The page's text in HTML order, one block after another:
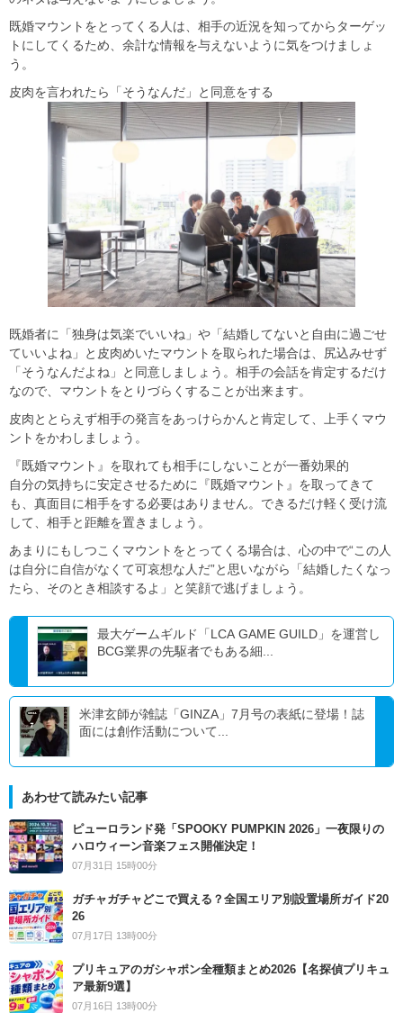
既婚マウントをとってくる人は、相手の近況を知ってからターゲッ
トにしてくるため、余計な情報を与えないように気をつけましょ
う。
皮肉を言われたら「そうなんだ」と同意をする
既婚者に「独身は気楽でいいね」や「結婚してないと自由に過ごせ
ていいよね」と皮肉めいたマウントを取られた場合は、尻込みせず
「そうなんだよね」と同意しましょう。相手の会話を肯定するだけ
なので、マウントをとりづらくすることが出来ます。
皮肉ととらえず相手の発言をあっけらかんと肯定して、上手くマウ
ントをかわしましょう。
『既婚マウント』を取れても相手にしないことが一番効果的
自分の気持ちに安定させるために『既婚マウント』を取ってきて
も、真面目に相手をする必要はありません。できるだけ軽く受け流
して、相手と距離を置きましょう。
あまりにもしつこくマウントをとってくる場合は、心の中で“この人
は自分に自信がなくて可哀想な人だ”と思いながら「結婚したくなっ
たら、そのとき相談するよ」と笑顔で逃げましょう。
最大ゲームギルド「LCA GAME GUILD」を運営し
BCG業界の先駆者でもある細...
米津玄師が雑誌「GINZA」7月号の表紙に登場！誌
面には創作活動について...
あわせて読みたい記事
ピューロランド発「SPOOKY PUMPKIN 2026」一夜限りの
ハロウィーン音楽フェス開催決定！
07月31日 15時00分
ガチャガチャどこで買える？全国エリア別設置場所ガイド20
26
07月17日 13時00分
プリキュアのガシャポン全種類まとめ2026【名探偵プリキュ
ア最新9選】
07月16日 13時00分